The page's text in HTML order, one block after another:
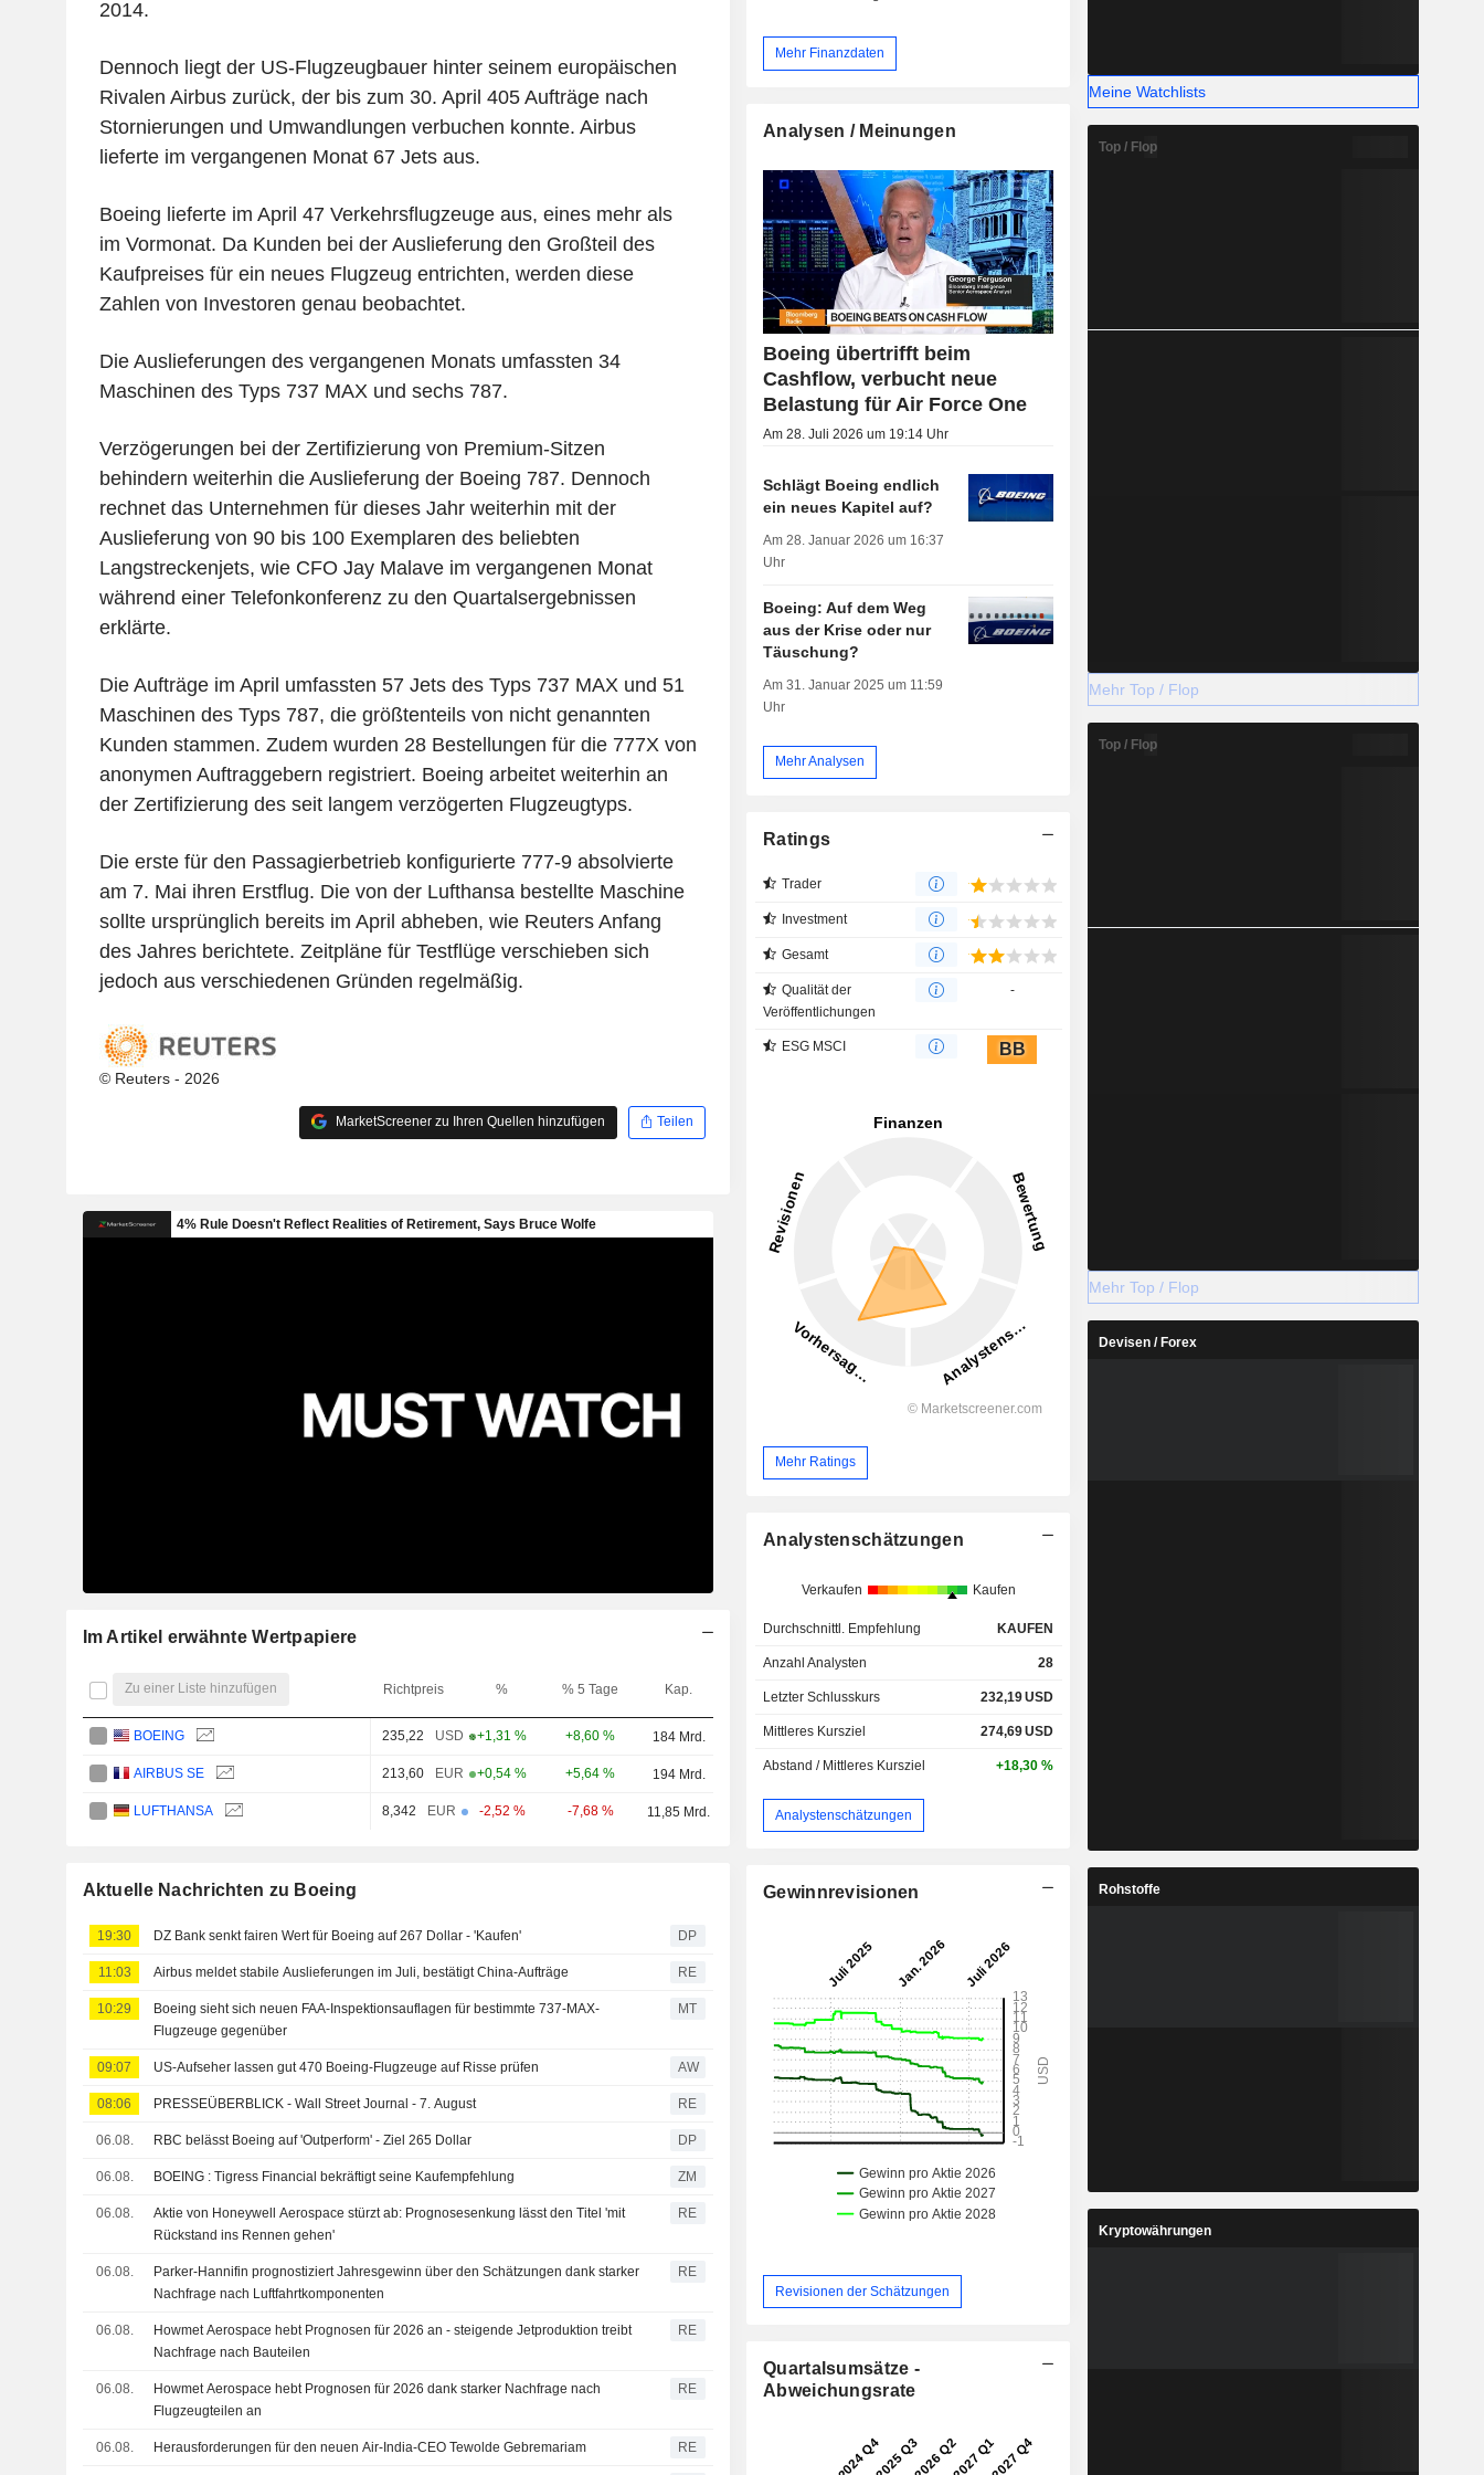
2014.
Dennoch liegt der US-Flugzeugbauer hinter seinem europäischen
Rivalen Airbus zurück, der bis zum 30. April 405 Aufträge nach
Stornierungen und Umwandlungen verbuchen konnte. Airbus
lieferte im vergangenen Monat 67 Jets aus.
Boeing lieferte im April 47 Verkehrsflugzeuge aus, eines mehr als
im Vormonat. Da Kunden bei der Auslieferung den Großteil des
Kaufpreises für ein neues Flugzeug entrichten, werden diese
Zahlen von Investoren genau beobachtet.
Die Auslieferungen des vergangenen Monats umfassten 34
Maschinen des Typs 737 MAX und sechs 787.
Verzögerungen bei der Zertifizierung von Premium-Sitzen
behindern weiterhin die Auslieferung der Boeing 787. Dennoch
rechnet das Unternehmen für dieses Jahr weiterhin mit der
Auslieferung von 90 bis 100 Exemplaren des beliebten
Langstreckenjets, wie CFO Jay Malave im vergangenen Monat
während einer Telefonkonferenz zu den Quartalsergebnissen
erklärte.
Die Aufträge im April umfassten 57 Jets des Typs 737 MAX und 51
Maschinen des Typs 787, die größtenteils von nicht genannten
Kunden stammen. Zudem wurden 28 Bestellungen für die 777X von
anonymen Auftraggebern registriert. Boeing arbeitet weiterhin an
der Zertifizierung des seit langem verzögerten Flugzeugtyps.
Die erste für den Passagierbetrieb konfigurierte 777-9 absolvierte
am 7. Mai ihren Erstflug. Die von der Lufthansa bestellte Maschine
sollte ursprünglich bereits im April abheben, wie Reuters Anfang
des Jahres berichtete. Zeitpläne für Testflüge verschieben sich
jedoch aus verschiedenen Gründen regelmäßig.
© Reuters - 2026
MarketScreener zu Ihren Quellen hinzufügen Teilen
Im Artikel erwähnte Wertpapiere
Zu einer Liste hinzufügen Richtpreis % % 5 Tage Kap.
BOEING 235,22 USD +1,31 % +8,60 % 184 Mrd.
AIRBUS SE 213,60 EUR +0,54 % +5,64 % 194 Mrd.
LUFTHANSA 8,342 EUR -2,52 % -7,68 % 11,85 Mrd.
Aktuelle Nachrichten zu Boeing
19:30 DZ Bank senkt fairen Wert für Boeing auf 267 Dollar - 'Kaufen' DP
11:03 Airbus meldet stabile Auslieferungen im Juli, bestätigt China-Aufträge RE
10:29
Boeing sieht sich neuen FAA-Inspektionsauflagen für bestimmte 737-MAX-
Flugzeuge gegenüber
MT
09:07 US-Aufseher lassen gut 470 Boeing-Flugzeuge auf Risse prüfen AW
08:06 PRESSEÜBERBLICK - Wall Street Journal - 7. August RE
06.08. RBC belässt Boeing auf 'Outperform' - Ziel 265 Dollar DP
06.08. BOEING : Tigress Financial bekräftigt seine Kaufempfehlung ZM
06.08.
Aktie von Honeywell Aerospace stürzt ab: Prognosesenkung lässt den Titel 'mit
Rückstand ins Rennen gehen'
RE
06.08.
Parker-Hannifin prognostiziert Jahresgewinn über den Schätzungen dank starker
Nachfrage nach Luftfahrtkomponenten
RE
06.08.
Howmet Aerospace hebt Prognosen für 2026 an - steigende Jetproduktion treibt
Nachfrage nach Bauteilen
RE
06.08.
Howmet Aerospace hebt Prognosen für 2026 dank starker Nachfrage nach
Flugzeugteilen an
RE
06.08. Herausforderungen für den neuen Air-India-CEO Tewolde Gebremariam RE
Mehr Finanzdaten
Analysen / Meinungen
Boeing übertrifft beim
Cashflow, verbucht neue
Belastung für Air Force One
Am 28. Juli 2026 um 19:14 Uhr
Schlägt Boeing endlich
ein neues Kapitel auf?
Am 28. Januar 2026 um 16:37
Uhr
Boeing: Auf dem Weg
aus der Krise oder nur
Täuschung?
Am 31. Januar 2025 um 11:59
Uhr
Mehr Analysen
Ratings
Trader
Investment
Gesamt
Qualität der
Veröffentlichungen
-
ESG MSCI BB
Mehr Ratings
Analystenschätzungen
Verkaufen Kaufen
Durchschnittl. Empfehlung KAUFEN
Anzahl Analysten 28
Letzter Schlusskurs 232,19USD
Mittleres Kursziel 274,69USD
Abstand / Mittleres Kursziel +18,30 %
Analystenschätzungen
Gewinnrevisionen
Revisionen der Schätzungen
Quartalsumsätze -
Abweichungsrate
Meine Watchlists
Top / Flop
Mehr Top / Flop
Top / Flop
Mehr Top / Flop
Devisen / Forex
Rohstoffe
Kryptowährungen